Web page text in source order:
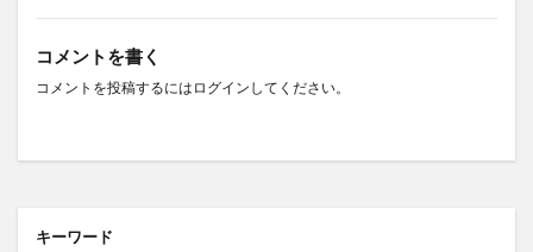
コメントを書く
コメントを投稿するには ログイン してください。
キーワード